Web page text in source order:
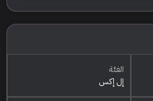
الفئة
إل إكس